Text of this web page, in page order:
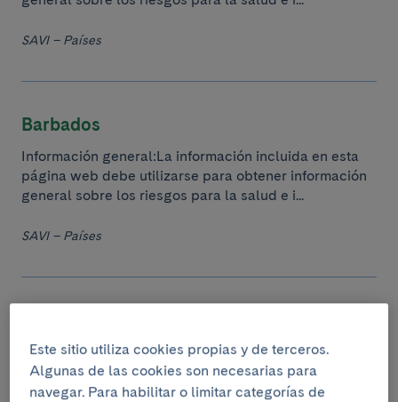
SAVI – Países
Barbados
Información general:La información incluida en esta
página web debe utilizarse para obtener información
general sobre los riesgos para la salud e i...
SAVI – Países
Información general:La información incluida en esta
página web debe utilizarse para obtener información
general sobre los riesgos para la salud e i...
Este sitio utiliza cookies propias y de terceros.
Algunas de las cookies son necesarias para
navegar. Para habilitar o limitar categorías de